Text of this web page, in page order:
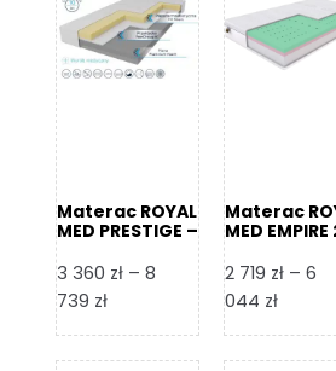
7
000 zł
8
865 zł
Materac ROYAL
MED PRESTIGE –
3 360 zł – 8
739 złZakres
od
Materac
MED EMPIRE
2 719 zł – 6
044 złZakres
od